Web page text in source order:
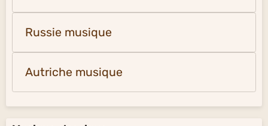
Russie musique
Autriche musique